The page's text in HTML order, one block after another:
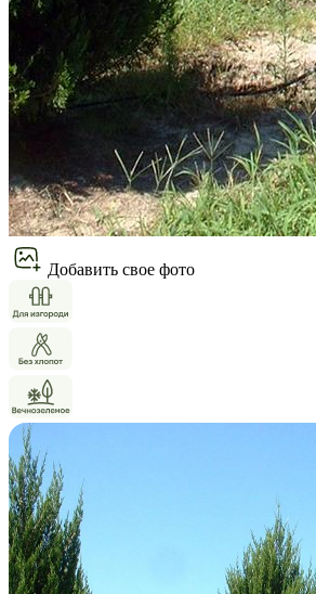
Добавить свое фото